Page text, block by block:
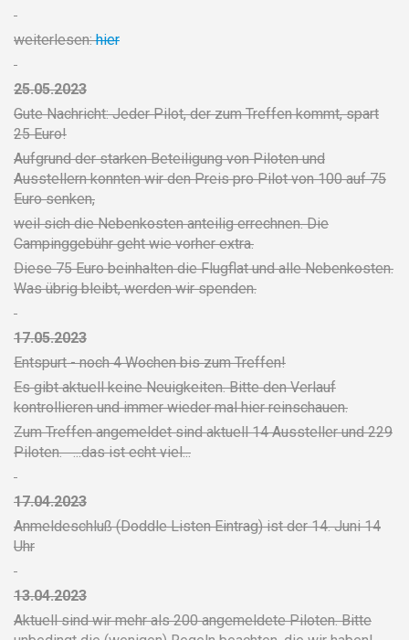
weiterlesen:hier
25.05.2023
Gute Nachricht: Jeder Pilot, der zum Treffen kommt, spart
25 Euro!
Aufgrund der starken Beteiligung von Piloten und
Ausstellern konnten wir den Preis pro Pilot von 100 auf 75
Euro senken,
weil sich die Nebenkosten anteilig errechnen. Die
Campinggebühr geht wie vorher extra.
Diese 75 Euro beinhalten die Flugflat und alle Nebenkosten.
Was übrig bleibt, werden wir spenden.
17.05.2023
Entspurt - noch 4 Wochen bis zum Treffen!
Es gibt aktuell keine Neuigkeiten. Bitte den Verlauf
kontrollieren und immer wieder mal hier reinschauen.
Zum Treffen angemeldet sind aktuell 14 Aussteller und 229
Piloten. ...das ist echt viel...
17.04.2023
Anmeldeschluß (Doddle Listen Eintrag) ist der 14. Juni 14
Uhr
13.04.2023
Aktuell sind wir mehr als 200 angemeldete Piloten. Bitte